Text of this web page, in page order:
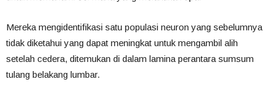
Mereka mengidentifikasi satu populasi neuron yang sebelumnya
tidak diketahui yang dapat meningkat untuk mengambil alih
setelah cedera, ditemukan di dalam lamina perantara sumsum
tulang belakang lumbar.